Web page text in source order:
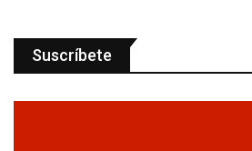
Suscríbete